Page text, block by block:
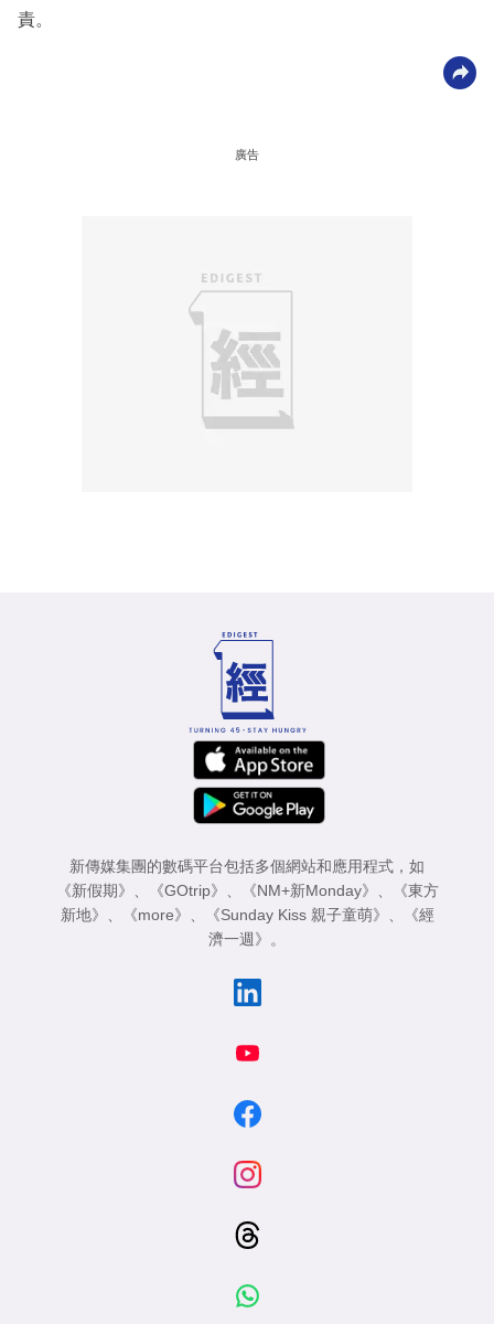
責。
廣告
新傳媒集團的數碼平台包括多個網站和應用程式，如
《新假期》 、 《GOtrip》 、 《NM+新Monday》 、
《東方
新地》 、 《more》 、 《Sunday Kiss 親子童萌》 、
《經
濟一週》 。